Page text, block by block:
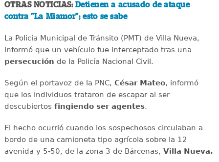
OTRAS NOTICIAS: Detienen a acusado de ataque
contra "La Miamor"; esto se sabe
La Policía Municipal de Tránsito (PMT) de Villa Nueva,
informó que un vehículo fue interceptado tras una
persecución de la Policía Nacional Civil.
Según el portavoz de la PNC, César Mateo, informó
que los individuos trataron de escapar al ser
descubiertos fingiendo ser agentes.
El hecho ocurrió cuando los sospechosos circulaban a
bordo de una camioneta tipo agrícola sobre la 12
avenida y 5-50, de la zona 3 de Bárcenas, Villa Nueva.